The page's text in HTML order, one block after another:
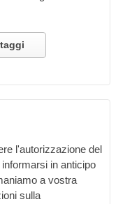
l'autorizzazione del
in anticipo
a vostra
sulla